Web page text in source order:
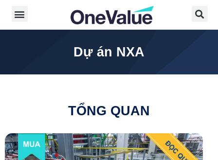
Dự án NXA
TỔNG QUAN